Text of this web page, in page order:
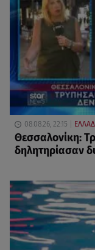
08.08.26, 22:15
Θεσσαλονίκη:
δηλητηρίασαν